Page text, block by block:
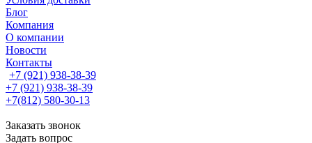
Блог
Компания
О компании
Новости
Контакты
+7 (921) 938-38-39
+7 (921) 938-38-39
+7(812) 580-30-13
Заказать звонок
Задать вопрос